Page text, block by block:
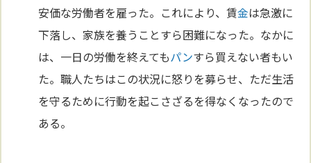
安価な労働者を雇った。これにより、賃金は急激に
下落し、家族を養うことすら困難になった。なかに
は、一日の労働を終えてもパンすら買えない者もい
た。職人たちはこの状況に怒りを募らせ、ただ生活
を守るために行動を起こさざるを得なくなったので
ある。